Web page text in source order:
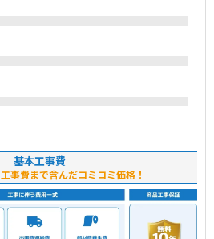
基本工事費
工事費まで含んだコミコミ価格！